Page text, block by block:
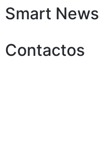
Smart News
Contactos